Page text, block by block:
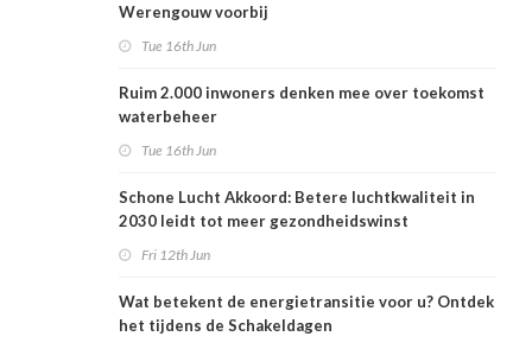
Werengouw voorbij
Tue 16th Jun
Ruim 2.000 inwoners denken mee over toekomst
waterbeheer
Tue 16th Jun
Schone Lucht Akkoord: Betere luchtkwaliteit in
2030 leidt tot meer gezondheidswinst
Fri 12th Jun
Wat betekent de energietransitie voor u? Ontdek
het tijdens de Schakeldagen